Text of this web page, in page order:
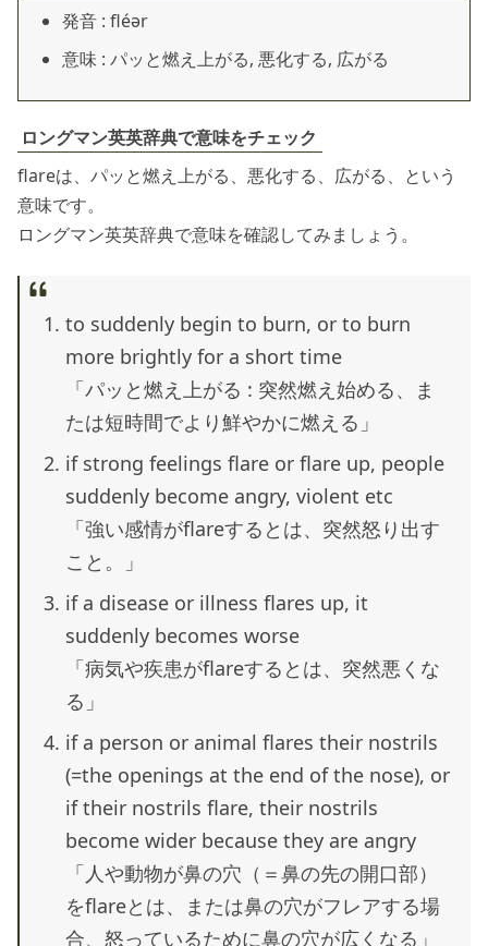
発音 : fléər
意味 : パッと燃え上がる, 悪化する, 広がる
ロングマン英英辞典で意味をチェック
flareは、パッと燃え上がる、悪化する、広がる、という
意味です。
ロングマン英英辞典で意味を確認してみましょう。
to suddenly begin to burn, or to burn
more brightly for a short time
「パッと燃え上がる : 突然燃え始める、ま
たは短時間でより鮮やかに燃える」
if strong feelings flare or flare up, people
suddenly become angry, violent etc
「強い感情がflareするとは、突然怒り出す
こと。」
if a disease or illness flares up, it
suddenly becomes worse
「病気や疾患がflareするとは、突然悪くな
る」
if a person or animal flares their nostrils
(=the openings at the end of the nose), or
if their nostrils flare, their nostrils
become wider because they are angry
「人や動物が鼻の穴（＝鼻の先の開口部）
をflareとは、または鼻の穴がフレアする場
合、怒っているために鼻の穴が広くなる」